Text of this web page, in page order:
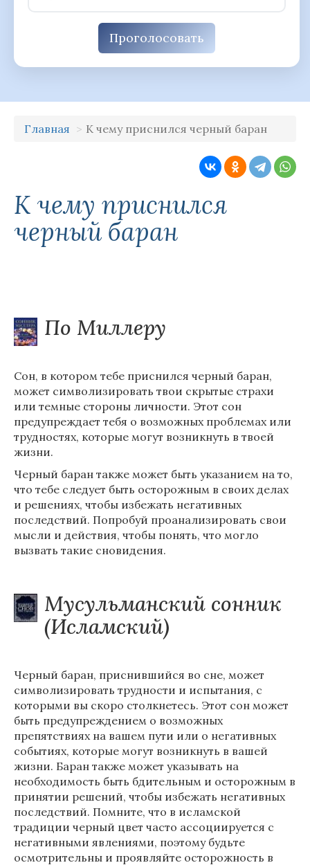
Проголосовать
Главная К чему приснился черный баран
К чему приснился
черный баран
По Миллеру
Сон, в котором тебе приснился черный баран,
может символизировать твои скрытые страхи
или темные стороны личности. Этот сон
предупреждает тебя о возможных проблемах или
трудностях, которые могут возникнуть в твоей
жизни.
Черный баран также может быть указанием на то,
что тебе следует быть осторожным в своих делах
и решениях, чтобы избежать негативных
последствий. Попробуй проанализировать свои
мысли и действия, чтобы понять, что могло
вызвать такие сновидения.
Мусульманский сонник
(Исламский)
Черный баран, приснившийся во сне, может
символизировать трудности и испытания, с
которыми вы скоро столкнетесь. Этот сон может
быть предупреждением о возможных
препятствиях на вашем пути или о негативных
событиях, которые могут возникнуть в вашей
жизни. Баран также может указывать на
необходимость быть бдительным и осторожным в
принятии решений, чтобы избежать негативных
последствий. Помните, что в исламской
традиции черный цвет часто ассоциируется с
негативными явлениями, поэтому будьте
осмотрительны и проявляйте осторожность в